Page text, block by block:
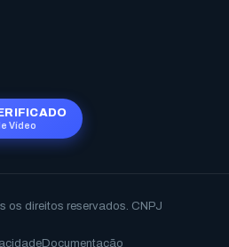
Vídeo
os direitos reservados. CNPJ
Documentação